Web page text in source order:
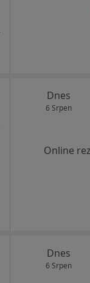
Dnes
6 Srpen
Online
Dnes
6 Srpen